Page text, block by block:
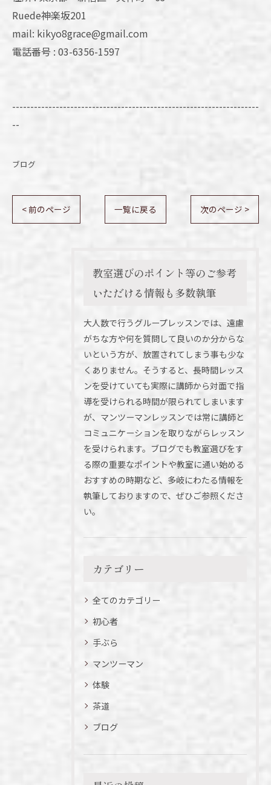
Ruede神楽坂201
mail: kikyo8grace@gmail.com
電話番号 : 03-6356-1597
--------------------------------------------------------------------
--
ブログ
< 前のページ 一覧に戻る 次のページ >
教室選びのポイント等のご参考
いただける情報も多数執筆
大人数で行うグループレッスンでは、遠慮
がちな方や何を質問して良いのか分からな
いという方が、放置されてしまう事も少な
くありません。そうすると、長時間レッス
ンを受けていても実際に講師から対面で指
導を受けられる時間が限られてしまいます
が、マンツーマンレッスンでは常に講師と
コミュニケーションを取りながらレッスン
を受けられます。ブログでも教室選びをす
る際の重要なポイントや教室に通い始める
おすすめの時期など、多岐にわたる情報を
執筆しておりますので、ぜひご参照くださ
い。
カテゴリー
全てのカテゴリー
初心者
手ぶら
マンツーマン
体験
茶道
ブログ